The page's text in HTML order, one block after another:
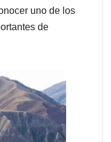
uno de los
de